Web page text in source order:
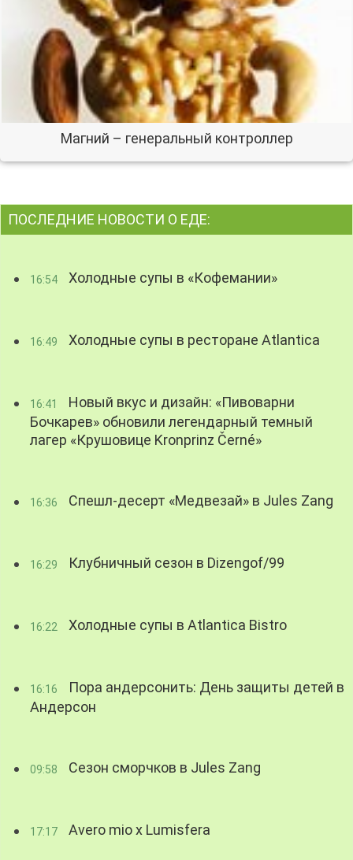
Магний – генеральный контроллер
ПОСЛЕДНИЕ НОВОСТИ О ЕДЕ:
16:54 Холодные супы в «Кофемании»
16:49 Холодные супы в ресторане Atlantica
16:41
Новый вкус и дизайн: «Пивоварни
Бочкарев» обновили легендарный темный
лагер «Крушовице Kronprinz Černé»
16:36 Спешл-десерт «Медвезай» в Jules Zang
16:29 Клубничный сезон в Dizengof/99
16:22 Холодные супы в Atlantica Bistro
16:16
Пора андерсонить: День защиты детей в
Андерсон
09:58 Сезон сморчков в Jules Zang
17:17 Avero mio x Lumisfera